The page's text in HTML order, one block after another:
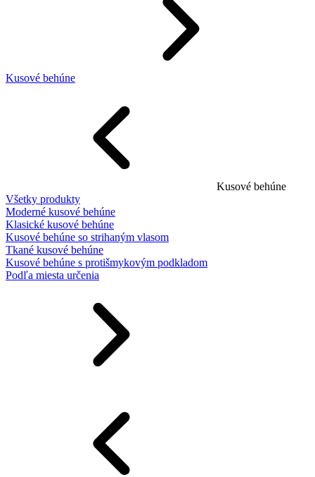
Kusové behúne
Kusové behúne
Všetky produkty
Moderné kusové behúne
Klasické kusové behúne
Kusové behúne so strihaným vlasom
Tkané kusové behúne
Kusové behúne s protišmykovým podkladom
Podľa miesta určenia